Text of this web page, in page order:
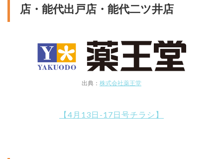
店・能代出戸店・能代二ツ井店
出典： 株式会社薬王堂
【4月13日-17日号チラシ】